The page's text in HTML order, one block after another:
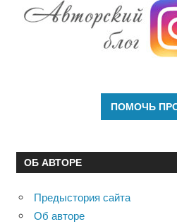
ОБ АВТОРЕ
Предыстория сайта
Об авторе